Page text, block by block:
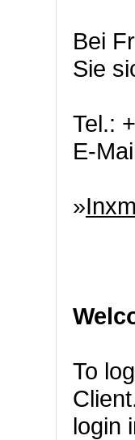
Bei
Sie
Tel.:
E-
»
To
login